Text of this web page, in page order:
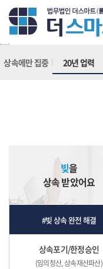
상속에만 집중 20년 업력
빚을
상속 받았어요
#빚 상속 완전 해결
상속포기/한정승인
(임의청산, 상속재산파산)